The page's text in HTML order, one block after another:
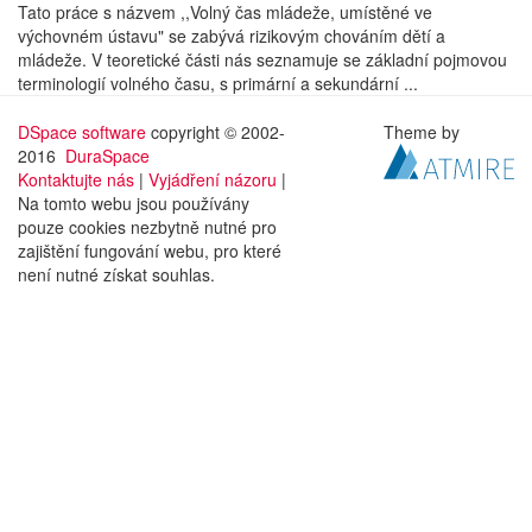
Tato práce s názvem ,,Volný čas mládeže, umístěné ve
výchovném ústavu" se zabývá rizikovým chováním dětí a
mládeže. V teoretické části nás seznamuje se základní pojmovou
terminologií volného času, s primární a sekundární ...
DSpace software copyright © 2002-
2016 DuraSpace
Kontaktujte nás | Vyjádření názoru |
Na tomto webu jsou používány
pouze cookies nezbytně nutné pro
zajištění fungování webu, pro které
není nutné získat souhlas.
Theme by